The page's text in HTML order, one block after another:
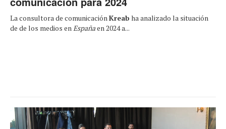
La consultora de comunicaciónKreab ha analizado la situación
de de los medios enEspañaen 2024 a...